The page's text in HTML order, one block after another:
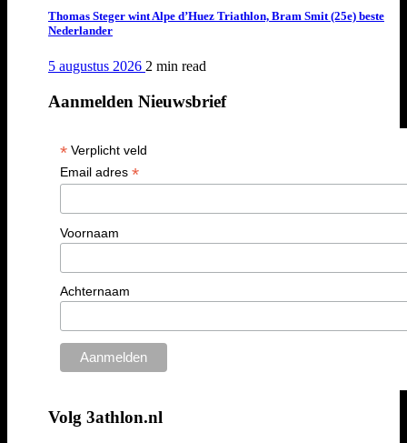
Thomas Steger wint Alpe d’Huez Triathlon, Bram Smit (25e) beste
Nederlander
5 augustus 2026 2 min read
Aanmelden Nieuwsbrief
*Verplicht veld
Email adres *
Voornaam
Achternaam
Volg 3athlon.nl